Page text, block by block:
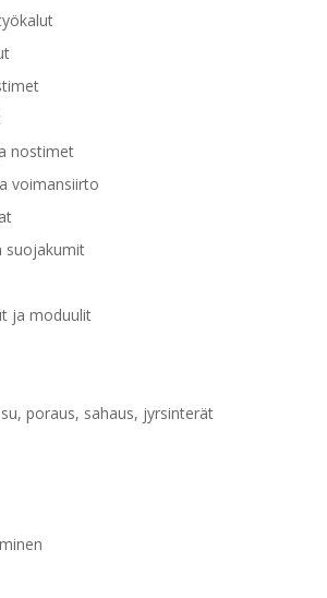
nostimet
voimansiirto
suojakumit
ja moduulit
poraus, sahaus, jyrsinterät